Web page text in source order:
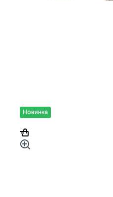
Новинка